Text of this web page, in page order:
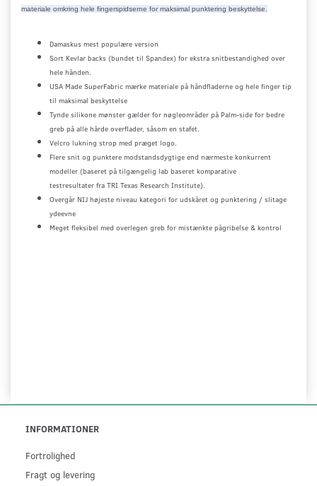
materiale omkring hele fingerspidserne for maksimal punktering beskyttelse.
Damaskus mest populære version
Sort Kevlar backs (bundet til Spandex) for ekstra snitbestandighed over
hele hånden.
USA Made SuperFabric mærke materiale på håndfladerne og hele finger tip
til maksimal beskyttelse
Tynde silikone mønster gælder for nøgleområder på Palm-side for bedre
greb på alle hårde overflader, såsom en stafet.
Velcro lukning strop med præget logo.
Flere snit og punktere modstandsdygtige end nærmeste konkurrent
modeller (baseret på tilgængelig lab baseret komparative
testresultater fra TRI Texas Research Institute).
Overgår NIJ højeste niveau kategori for udskåret og punktering / slitage
ydeevne
Meget fleksibel med overlegen greb for mistænkte pågribelse & kontrol
INFORMATIONER
Fortrolighed
Fragt og levering